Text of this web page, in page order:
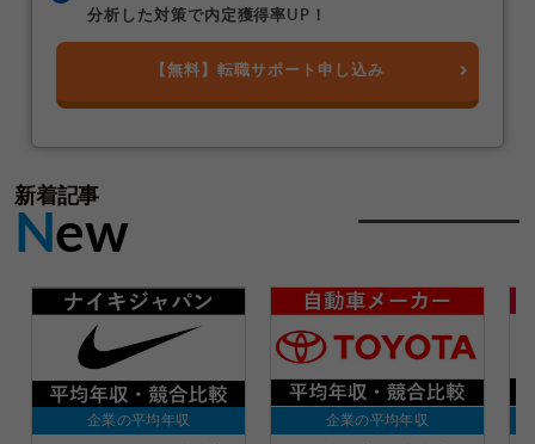
分析した対策で内定獲得率UP！
【無料】転職サポート申し込み
新着記事
New
企業の平均年収 企業の平均年収